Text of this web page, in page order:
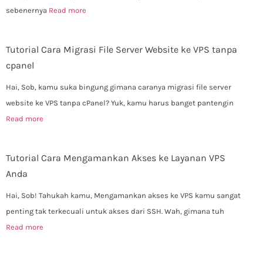
sebenernya Read more
Tutorial Cara Migrasi File Server Website ke VPS tanpa
cpanel
Hai, Sob, kamu suka bingung gimana caranya migrasi file server
website ke VPS tanpa cPanel? Yuk, kamu harus banget pantengin
Read more
Tutorial Cara Mengamankan Akses ke Layanan VPS
Anda
Hai, Sob! Tahukah kamu, Mengamankan akses ke VPS kamu sangat
penting tak terkecuali untuk akses dari SSH. Wah, gimana tuh
Read more